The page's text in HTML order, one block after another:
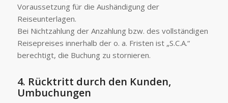
Voraussetzung für die Aushändigung der
Reiseunterlagen.
Bei Nichtzahlung der Anzahlung bzw. des vollständigen
Reisepreises innerhalb der o. a. Fristen ist „S.C.A.“
berechtigt, die Buchung zu stornieren.
4. Rücktritt durch den Kunden,
Umbuchungen